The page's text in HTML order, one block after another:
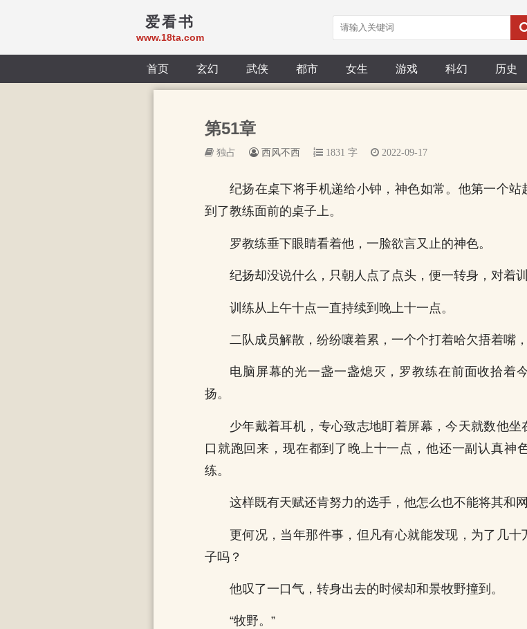
爱看书
www.18ta.com
首页 玄幻 武侠 都市 女生 游戏 科幻 历史
第51章
独占 西风不西 1831 字 2022-09-17
纪扬在桌下将手机递给小钟，神色如常。他第一个
到了教练面前的桌子上。
罗教练垂下眼睛看着他，一脸欲言又止的神色。
纪扬却没说什么，只朝人点了点头，便一转身，对着
训练从上午十点一直持续到晚上十一点。
二队成员解散，纷纷嚷着累，一个个打着哈欠捂着嘴
电脑屏幕的光一盏一盏熄灭，罗教练在前面收拾着
扬。
少年戴着耳机，专心致志地盯着屏幕，今天就数他
口就跑回来，现在都到了晚上十一点，他还一副认真神
练。
这样既有天赋还肯努力的选手，他怎么也不能将其和
更何况，当年那件事，但凡有心就能发现，为了几
子吗？
他叹了一口气，转身出去的时候却和景牧野撞到。
“牧野。”